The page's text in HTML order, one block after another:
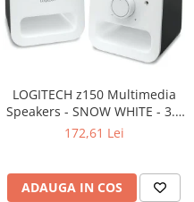
LOGITECH z150 Multimedia
Speakers - SNOW WHITE - 3.5
MM - EU
172,61 Lei
ADAUGA IN COS